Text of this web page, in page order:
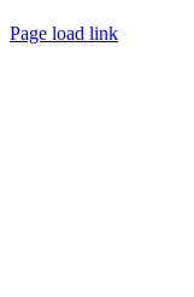
Page load link